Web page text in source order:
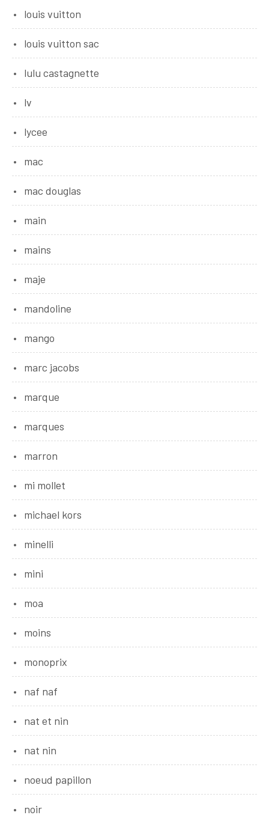
louis vuitton
louis vuitton sac
lulu castagnette
lv
lycee
mac
mac douglas
main
mains
maje
mandoline
mango
marc jacobs
marque
marques
marron
mi mollet
michael kors
minelli
mini
moa
moins
monoprix
naf naf
nat et nin
nat nin
noeud papillon
noir